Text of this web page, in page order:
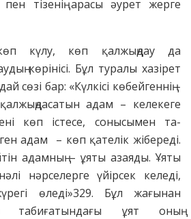
пен тізенің арасы әурет жерге
күлу, көп қалжыңдау да
көрінісі. Бұл туралы хазірет
сөзі бар: «Күлкісі көбейгеннің –
адам – келекеге
көп істесе, сонысымен та-
адам – көп қателік жібереді.
адамның – ұяты азаяды. Ұяты
нәрселерге үйірсек келеді,
өледі»329. Бұл жағынан
табиғатындағы ұят оның